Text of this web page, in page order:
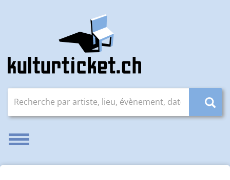
Recherche par artiste, lieu, évènement, date
Activer/désactiver la navigation